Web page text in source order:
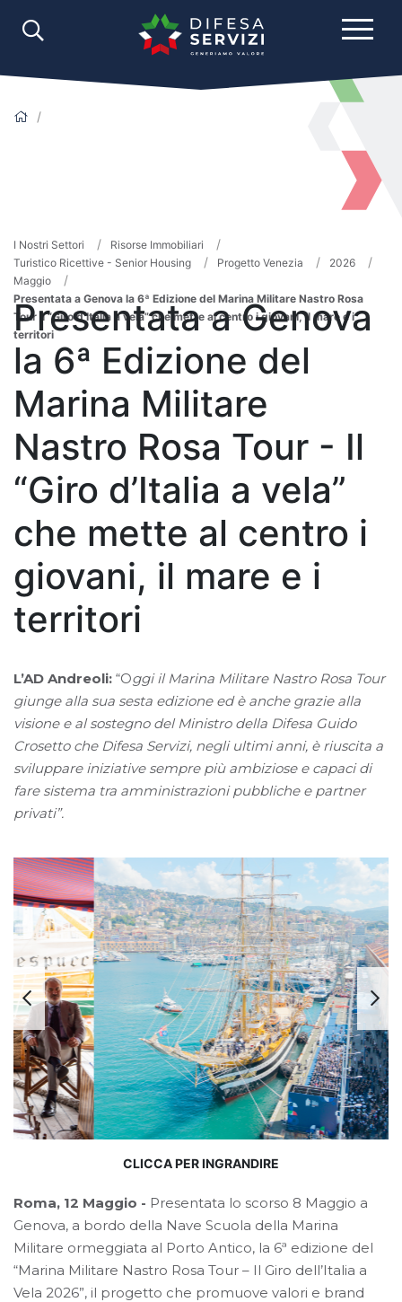
I Nostri Settori
Risorse Immobiliari
Turistico Ricettive - Senior Housing
Progetto Venezia
2026
Maggio
Presentata a Genova la 6ª Edizione del Marina Militare Nastro Rosa
Tour il “Giro d’Italia a vela” che mette al centro i giovani, il mare e i
territori
Presentata a Genova
la 6ª Edizione del
Marina Militare
Nastro Rosa Tour - Il
“Giro d’Italia a vela”
che mette al centro i
giovani, il mare e i
territori
L’AD Andreoli: “Oggi il Marina Militare Nastro Rosa Tour
giunge alla sua sesta edizione ed è anche grazie alla
visione e al sostegno del Ministro della Difesa Guido
Crosetto che Difesa Servizi, negli ultimi anni, è riuscita a
sviluppare iniziative sempre più ambiziose e capaci di
fare sistema tra amministrazioni pubbliche e partner
privati”.
CLICCA PER INGRANDIRE
Roma, 12 Maggio - Presentata lo scorso 8 Maggio a
Genova, a bordo della Nave Scuola della Marina
Militare ormeggiata al Porto Antico, la 6ª edizione del
“Marina Militare Nastro Rosa Tour – Il Giro dell’Italia a
Vela 2026”, il progetto che promuove valori e brand